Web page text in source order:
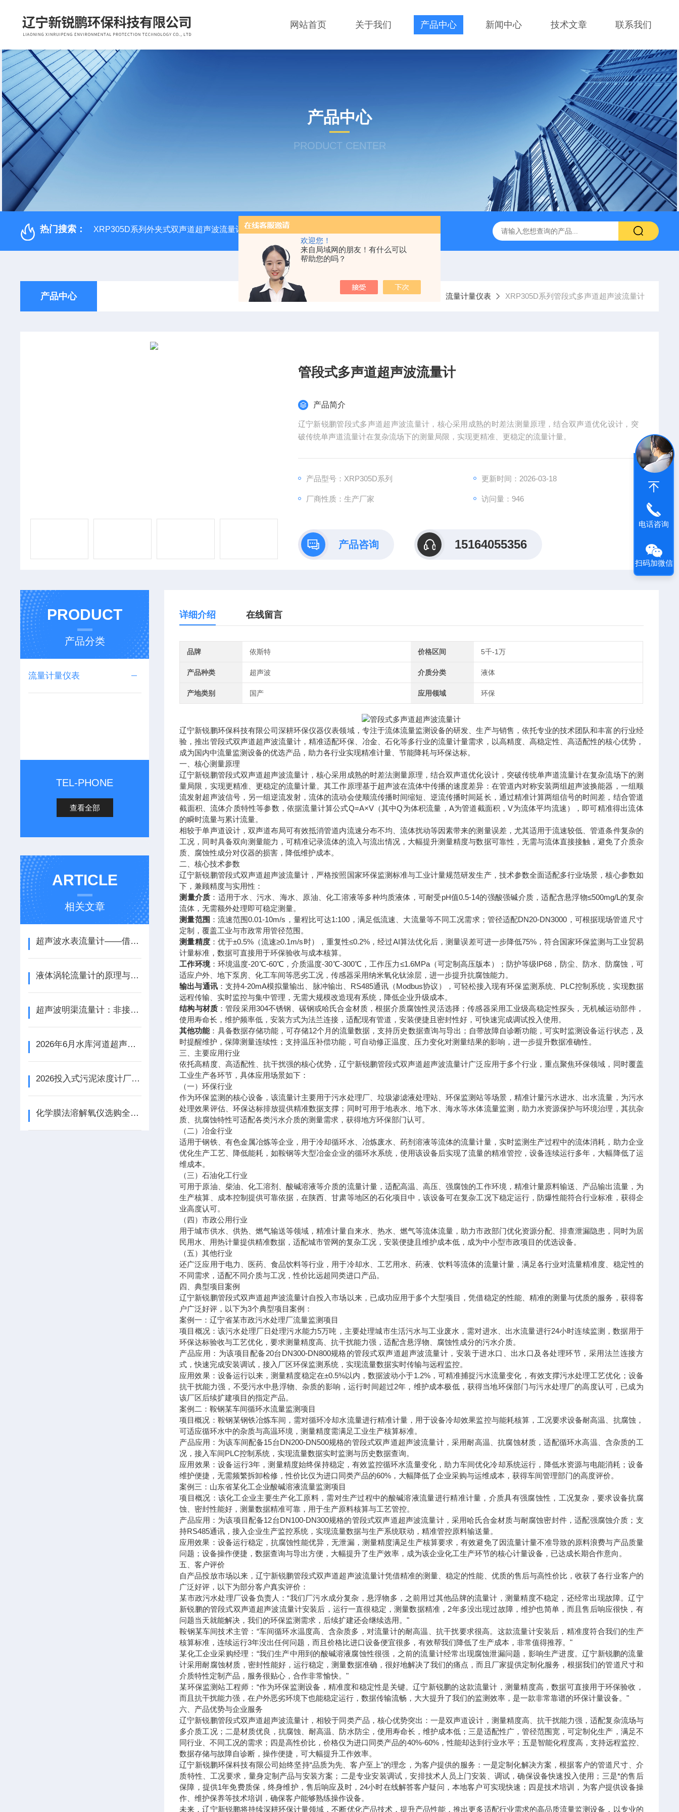
欢迎您！
来自局域网的朋友！有什么可以
帮助您的吗？
网站首页 关于我们 产品中心 新闻中心 技术文章 联系我们
产品中心
PRODUCT CENTER
热门搜索： XRP305D系列外夹式双声道超声波流量计 XRP-PH2016B水质分析在线PH计 XRP305D系列管段式多声道超声波流量计 XRP-DO2016B荧光法溶解氧仪
产品中心 当前位置：首页 产品中心 流量计量仪表 XRP305D系列管段式多声道超声波流量计
管段式多声道超声波流量计
产品简介
辽宁新锐鹏管段式多声道超声波流量计，核心采用成熟的时差法测量原理，结合双声道优化设计，突
破传统单声道流量计在复杂流场下的测量局限，实现更精准、更稳定的流量计量。
产品型号：XRP305D系列 更新时间：2026-03-18
厂商性质：生产厂家 访问量：946
产品咨询 15164055356
PRODUCT
产品分类
流量计量仪表
TEL-PHONE
查看全部
ARTICLE
相关文章
超声波水表流量计——借声波飞行时间，捕捉管网中的每一滴水
液体涡轮流量计的原理与应用解析
超声波明渠流量计：非接触式水文监测的“守护者”
2026年6月水库河道超声波液位差计国产品牌实力测评
2026投入式污泥浓度计厂家全景解析
化学膜法溶解氧仪选购全指南：精准测量溶氧，驱动过程优化
详细介绍 在线留言
品牌 依斯特 价格区间 5千-1万
产品种类 超声波 介质分类 液体
产地类别 国产 应用领域 环保
辽宁新锐鹏环保科技有限公司深耕环保仪器仪表领域，专注于流体流量监测设备的研发、生产与销售，依托专业的技术团队和丰富的行业经
验，推出管段式双声道超声波流量计，精准适配环保、冶金、石化等多行业的流量计量需求，以高精度、高稳定性、高适配性的核心优势，
成为国内中流量监测设备的优选产品，助力各行业实现精准计量、节能降耗与环保达标。
一、核心测量原理
辽宁新锐鹏管段式双声道超声波流量计，核心采用成熟的时差法测量原理，结合双声道优化设计，突破传统单声道流量计在复杂流场下的测
量局限，实现更精准、更稳定的流量计量。其工作原理基于超声波在流体中传播的速度差异：在管道内对称安装两组超声波换能器，一组顺
流发射超声波信号，另一组逆流发射，流体的流动会使顺流传播时间缩短、逆流传播时间延长，通过精准计算两组信号的时间差，结合管道
截面积、流体介质特性等参数，依据流量计算公式Q=A×V（其中Q为体积流量，A为管道截面积，V为流体平均流速），即可精准得出流体
的瞬时流量与累计流量。
相较于单声道设计，双声道布局可有效抵消管道内流速分布不均、流体扰动等因素带来的测量误差，尤其适用于流速较低、管道条件复杂的
工况，同时具备双向测量能力，可精准记录流体的流入与流出情况，大幅提升测量精度与数据可靠性，无需与流体直接接触，避免了介质杂
质、腐蚀性成分对仪器的损害，降低维护成本。
二、核心技术参数
辽宁新锐鹏管段式双声道超声波流量计，严格按照国家环保监测标准与工业计量规范研发生产，技术参数全面适配多行业场景，核心参数如
下，兼顾精度与实用性：
测量介质 ：适用于水、污水、海水、原油、化工溶液等多种均质液体，可耐受pH值0.5-14的强酸强碱介质，适配含悬浮物≤500mg/L的复杂
流体，无需额外处理即可稳定测量。
测量范围 ：流速范围0.01-10m/s，量程比可达1:100，满足低流速、大流量等不同工况需求；管径适配DN20-DN3000，可根据现场管道尺寸
定制，覆盖工业与市政常用管径范围。
测量精度：优于±0.5%（流速≥0.1m/s时），重复性≤0.2%，经过AI算法优化后，测量误差可进一步降低75%，符合国家环保监测与工业贸易
计量标准，数据可直接用于环保验收与成本核算。
工作环境：环境温度-20℃-60℃，介质温度-30℃-300℃，工作压力≤1.6MPa（可定制高压版本）；防护等级IP68，防尘、防水、防腐蚀，可
适应户外、地下泵房、化工车间等恶劣工况，传感器采用纳米氧化钛涂层，进一步提升抗腐蚀能力。
输出与通讯：支持4-20mA模拟量输出、脉冲输出、RS485通讯（Modbus协议），可轻松接入现有环保监测系统、PLC控制系统，实现数据
远程传输、实时监控与集中管理，无需大规模改造现有系统，降低企业升级成本。
结构与材质 ：管段采用304不锈钢、碳钢或哈氏合金材质，根据介质腐蚀性灵活选择；传感器采用工业级高稳定性探头，无机械运动部件，
使用寿命长，维护频率低，安装方式为法兰连接，适配现有管道，安装便捷且密封性好，可快速完成调试投入使用。
其他功能：具备数据存储功能，可存储12个月的流量数据，支持历史数据查询与导出；自带故障自诊断功能，可实时监测设备运行状态，及
时提醒维护，保障测量连续性；支持温压补偿功能，可自动修正温度、压力变化对测量结果的影响，进一步提升数据准确性。
三、主要应用行业
依托高精度、高适配性、抗干扰强的核心优势，辽宁新锐鹏管段式双声道超声波流量计广泛应用于多个行业，重点聚焦环保领域，同时覆盖
工业生产各环节，具体应用场景如下：
（一）环保行业
作为环保监测的核心设备，该流量计主要用于污水处理厂、垃圾渗滤液处理站、环保监测站等场景，精准计量污水进水、出水流量，为污水
处理效果评估、环保达标排放提供精准数据支撑；同时可用于地表水、地下水、海水等水体流量监测，助力水资源保护与环境治理，其抗杂
质、抗腐蚀特性可适配各类污水介质的测量需求，获得地方环保部门认可。
（二）冶金行业
适用于钢铁、有色金属冶炼等企业，用于冷却循环水、冶炼废水、药剂溶液等流体的流量计量，实时监测生产过程中的流体消耗，助力企业
优化生产工艺、降低能耗，如鞍钢等大型冶金企业的循环水系统，使用该设备后实现了流量的精准管控，设备连续运行多年，大幅降低了运
维成本。
（三）石油化工行业
可用于原油、柴油、化工溶剂、酸碱溶液等介质的流量计量，适配高温、高压、强腐蚀的工作环境，精准计量原料输送、产品输出流量，为
生产核算、成本控制提供可靠依据，在陕西、甘肃等地区的石化项目中，该设备可在复杂工况下稳定运行，防爆性能符合行业标准，获得企
业高度认可。
（四）市政公用行业
用于城市供水、供热、燃气输送等领域，精准计量自来水、热水、燃气等流体流量，助力市政部门优化资源分配、排查泄漏隐患，同时为居
民用水、用热计量提供精准数据，适配城市管网的复杂工况，安装便捷且维护成本低，成为中小型市政项目的优选设备。
（五）其他行业
还广泛应用于电力、医药、食品饮料等行业，用于冷却水、工艺用水、药液、饮料等流体的流量计量，满足各行业对流量精准度、稳定性的
不同需求，适配不同介质与工况，性价比远超同类进口产品。
四、典型项目案例
辽宁新锐鹏管段式双声道超声波流量计自投入市场以来，已成功应用于多个大型项目，凭借稳定的性能、精准的测量与优质的服务，获得客
户广泛好评，以下为3个典型项目案例：
案例一：辽宁省某市政污水处理厂流量监测项目
项目概况：该污水处理厂日处理污水能力5万吨，主要处理城市生活污水与工业废水，需对进水、出水流量进行24小时连续监测，数据用于
环保达标验收与工艺优化，要求测量精度高、抗干扰能力强，适配含悬浮物、腐蚀性成分的污水介质。
产品应用：为该项目配备20台DN300-DN800规格的管段式双声道超声波流量计，安装于进水口、出水口及各处理环节，采用法兰连接方
式，快速完成安装调试，接入厂区环保监测系统，实现流量数据实时传输与远程监控。
应用效果：设备运行以来，测量精度稳定在±0.5%以内，数据波动小于1.2%，可精准捕捉污水流量变化，有效支撑污水处理工艺优化；设备
抗干扰能力强，不受污水中悬浮物、杂质的影响，运行时间超过2年，维护成本极低，获得当地环保部门与污水处理厂的高度认可，已成为
该厂区后续扩建项目的指定产品。
案例二：鞍钢某车间循环水流量监测项目
项目概况：鞍钢某钢铁冶炼车间，需对循环冷却水流量进行精准计量，用于设备冷却效果监控与能耗核算，工况要求设备耐高温、抗腐蚀，
可适应循环水中的杂质与高温环境，测量精度需满足工业生产核算标准。
产品应用：为该车间配备15台DN200-DN500规格的管段式双声道超声波流量计，采用耐高温、抗腐蚀材质，适配循环水高温、含杂质的工
况，接入车间PLC控制系统，实现流量数据实时监测与历史数据查询。
应用效果：设备运行3年，测量精度始终保持稳定，有效监控循环水流量变化，助力车间优化冷却系统运行，降低水资源与电能消耗；设备
维护便捷，无需频繁拆卸检修，性价比仅为进口同类产品的60%，大幅降低了企业采购与运维成本，获得车间管理部门的高度评价。
案例三：山东省某化工企业酸碱溶液流量监测项目
项目概况：该化工企业主要生产化工原料，需对生产过程中的酸碱溶液流量进行精准计量，介质具有强腐蚀性，工况复杂，要求设备抗腐
蚀、密封性能好，测量数据精准可靠，用于生产原料核算与工艺管控。
产品应用：为该项目配备12台DN100-DN300规格的管段式双声道超声波流量计，采用哈氏合金材质与耐腐蚀密封件，适配强腐蚀介质；支
持RS485通讯，接入企业生产监控系统，实现流量数据与生产系统联动，精准管控原料输送量。
应用效果：设备运行稳定，抗腐蚀性能优异，无泄漏，测量精度满足生产核算要求，有效避免了因流量计量不准导致的原料浪费与产品质量
问题；设备操作便捷，数据查询与导出方便，大幅提升了生产效率，成为该企业化工生产环节的核心计量设备，已达成长期合作意向。
五、客户评价
自产品投放市场以来，辽宁新锐鹏管段式双声道超声波流量计凭借精准的测量、稳定的性能、优质的售后与高性价比，收获了各行业客户的
广泛好评，以下为部分客户真实评价：
某市政污水处理厂设备负责人：“我们厂污水成分复杂，悬浮物多，之前用过其他品牌的流量计，测量精度不稳定，还经常出现故障。辽宁
新锐鹏的管段式双声道超声波流量计安装后，运行一直很稳定，测量数据精准，2年多没出现过故障，维护也简单，而且售后响应很快，有
问题当天就能解决，我们的环保监测需求，后续扩建还会继续选用。"
鞍钢某车间技术主管：“车间循环水温度高、含杂质多，对流量计的耐高温、抗干扰要求很高。这款流量计安装后，精准度符合我们的生产
核算标准，连续运行3年没出任何问题，而且价格比进口设备便宜很多，有效帮我们降低了生产成本，非常值得推荐。"
某化工企业采购经理：“我们生产中用到的酸碱溶液腐蚀性很强，之前的流量计经常出现腐蚀泄漏问题，影响生产进度。辽宁新锐鹏的流量
计采用耐腐蚀材质，密封性能好，运行稳定，测量数据准确，很好地解决了我们的痛点，而且厂家提供定制化服务，根据我们的管道尺寸和
介质特性定制产品，服务很贴心，合作非常愉快。"
某环保监测站工程师：“作为环保监测设备，精准度和稳定性是关键。辽宁新锐鹏的这款流量计，测量精度高，数据可直接用于环保验收，
而且抗干扰能力强，在户外恶劣环境下也能稳定运行，数据传输流畅，大大提升了我们的监测效率，是一款非常靠谱的环保计量设备。"
六、产品优势与企业服务
辽宁新锐鹏管段式双声道超声波流量计，相较于同类产品，核心优势突出：一是双声道设计，测量精度高、抗干扰能力强，适配复杂流场与
多介质工况；二是材质优良，抗腐蚀、耐高温、防水防尘，使用寿命长，维护成本低；三是适配性广，管径范围宽，可定制化生产，满足不
同行业、不同工况的需求；四是高性价比，价格仅为进口同类产品的40%-60%，性能却达到行业水平；五是智能化程度高，支持远程监控、
数据存储与故障自诊断，操作便捷，可大幅提升工作效率。
辽宁新锐鹏环保科技有限公司始终坚持“品质为先、客户至上"的理念，为客户提供的服务：一是定制化解决方案，根据客户的管道尺寸、介
质特性、工况要求，量身定制产品与安装方案；二是专业安装调试，安排技术人员上门安装、调试，确保设备快速投入使用；三是*的售后
保障，提供1年免费质保，终身维护，售后响应及时，24小时在线解答客户疑问，本地客户可实现快速；四是技术培训，为客户提供设备操
作、维护保养等技术培训，确保客户能够熟练操作设备。
未来，辽宁新锐鹏将持续深耕环保计量领域，不断优化产品技术，提升产品性能，推出更多适配行业需求的高品质流量监测设备，以专业的
电话咨询
扫码加微信